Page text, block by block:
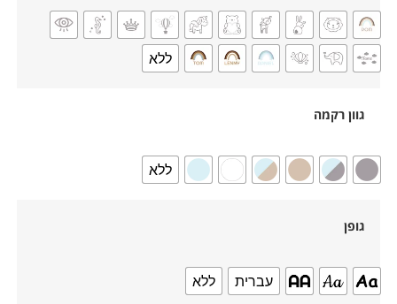
ללא
גוון רקמה
ללא
גופן
עברית ללא